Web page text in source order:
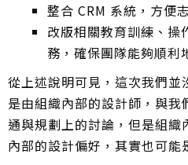
整合 CRM 系統，方便
改版相關教育訓練、操
務，確保團隊能夠順利
從上述說明可見，這次我們
是由組織內部的設計師，與
通與規劃上的討論，但是組
內部的設計偏好，其實也可能